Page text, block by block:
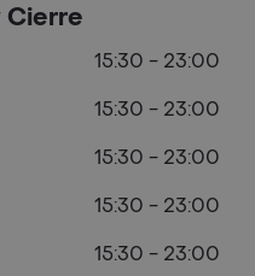
Cierre
15:30 - 23:00
15:30 - 23:00
15:30 - 23:00
15:30 - 23:00
15:30 - 23:00